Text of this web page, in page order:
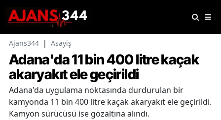
Ajans344 | Asayiş
Adana'da 11 bin 400 litre kaçak
akaryakıt ele geçirildi
Adana'da uygulama noktasında durdurulan bir
kamyonda 11 bin 400 litre kaçak akaryakıt ele geçirildi.
Kamyon sürücüsü ise gözaltına alındı.